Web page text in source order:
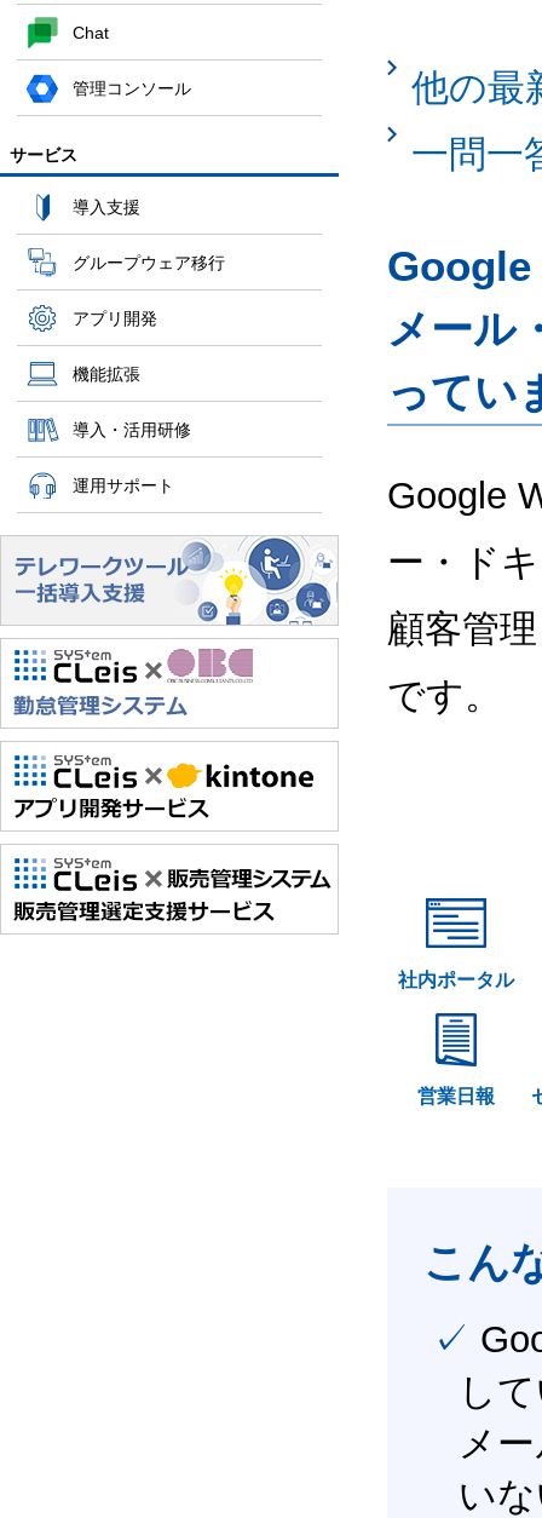
Chat
管理コンソール
サービス
導入支援
グループウェア移行
アプリ開発
機能拡張
導入・活用研修
運用サポート
他の最
一問一
Google
メール
ってい
Google
ー・ド
顧客管
です。
社内ポータル
営業日報
こん
✓ Google Workspace（旧G Suite） を社内で導入
し
メ
い